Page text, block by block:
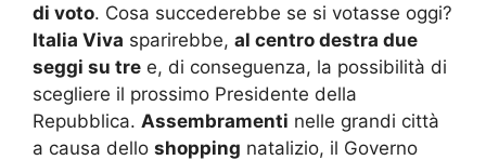
di voto. Cosa succederebbe se si votasse oggi?
Italia Viva sparirebbe, al centro destra due
seggi su tre e, di conseguenza, la possibilità di
scegliere il prossimo Presidente della
Repubblica. Assembramenti nelle grandi città
a causa dello shopping natalizio, il Governo